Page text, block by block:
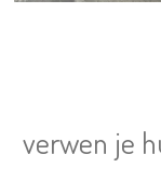
verwen je